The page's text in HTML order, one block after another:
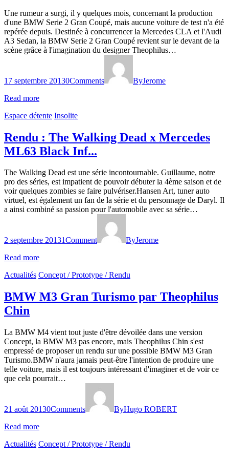
Une rumeur a surgi, il y quelques mois, concernant la production
d'une BMW Serie 2 Gran Coupé, mais aucune voiture de test n'a été
repérée depuis. Destinée à concurrencer la Mercedes CLA et l'Audi
A3 Sedan, la BMW Serie 2 Gran Coupé revient sur le devant de la
scène grâce à l'imagination du designer Theophilus…
17 septembre 20130Comments ByJerome
Read more
Espace détente Insolite
Rendu : The Walking Dead x Mercedes
ML63 Black Inf...
The Walking Dead est une série incontournable. Guillaume, notre
pro des séries, est impatient de pouvoir débuter la 4ème saison et de
voir quelques zombies se faire pulvériser.Hansen Art, tuner auto
virtuel, est également un fan de la série et du personnage de Daryl. Il
a ainsi combiné sa passion pour l'automobile avec sa série…
2 septembre 20131Comment ByJerome
Read more
Actualités Concept / Prototype / Rendu
BMW M3 Gran Turismo par Theophilus
Chin
La BMW M4 vient tout juste d'être dévoilée dans une version
Concept, la BMW M3 pas encore, mais Theophilus Chin s'est
empressé de proposer un rendu sur une possible BMW M3 Gran
Turismo.BMW n'aura jamais peut-être l'intention de produire une
telle voiture, mais il est toujours intéressant d'imaginer et de voir ce
que cela pourrait…
21 août 20130Comments ByHugo ROBERT
Read more
Actualités Concept / Prototype / Rendu